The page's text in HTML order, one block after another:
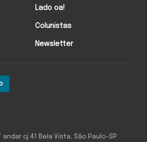
andar cj 41 Bela Vista, São Paulo-SP
Lado oa!
Colunistas
Newsletter